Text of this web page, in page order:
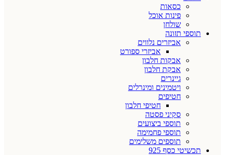
כסאות
פינות אוכל
שולחן
תוספי תזונה
אביזרים נלווים
אביזרי ספורט
אבקות חלבון
אבקת חלבון
גיינרים
ויטמינים ומינרלים
חטיפים
חטיפי חלבון
סקיני פסטה
תוספי ביצועים
תוספי פחמימה
תוספים משלימים
תכשיטי כסף 925